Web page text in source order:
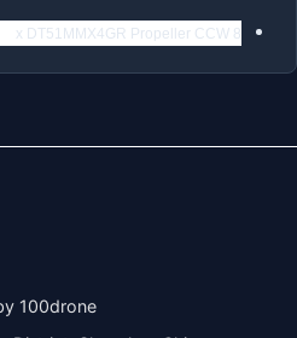
8 x DT51MMX4GR Propeller CCW
100drone